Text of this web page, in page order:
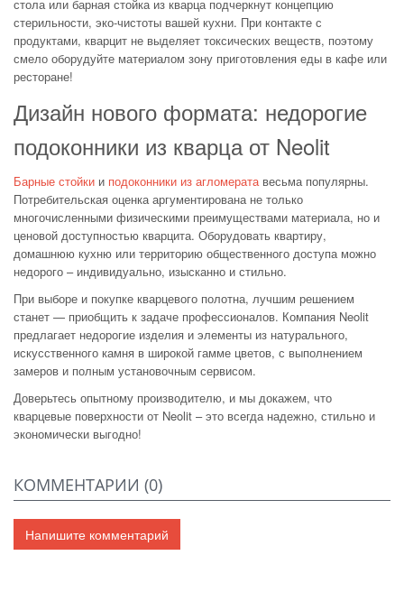
стола или барная стойка из кварца подчеркнут концепцию
стерильности, эко-чистоты вашей кухни. При контакте с
продуктами, кварцит не выделяет токсических веществ, поэтому
смело оборудуйте материалом зону приготовления еды в кафе или
ресторане!
Дизайн нового формата: недорогие
подоконники из кварца от Neolit
Барные стойки и подоконники из агломерата весьма популярны.
Потребительская оценка аргументирована не только
многочисленными физическими преимуществами материала, но и
ценовой доступностью кварцита. Оборудовать квартиру,
домашнюю кухню или территорию общественного доступа можно
недорого – индивидуально, изысканно и стильно.
При выборе и покупке кварцевого полотна, лучшим решением
станет — приобщить к задаче профессионалов. Компания Neolit
предлагает недорогие изделия и элементы из натурального,
искусственного камня в широкой гамме цветов, с выполнением
замеров и полным установочным сервисом.
Доверьтесь опытному производителю, и мы докажем, что
кварцевые поверхности от Neolit – это всегда надежно, стильно и
экономически выгодно!
КОММЕНТАРИИ (0)
Напишите комментарий